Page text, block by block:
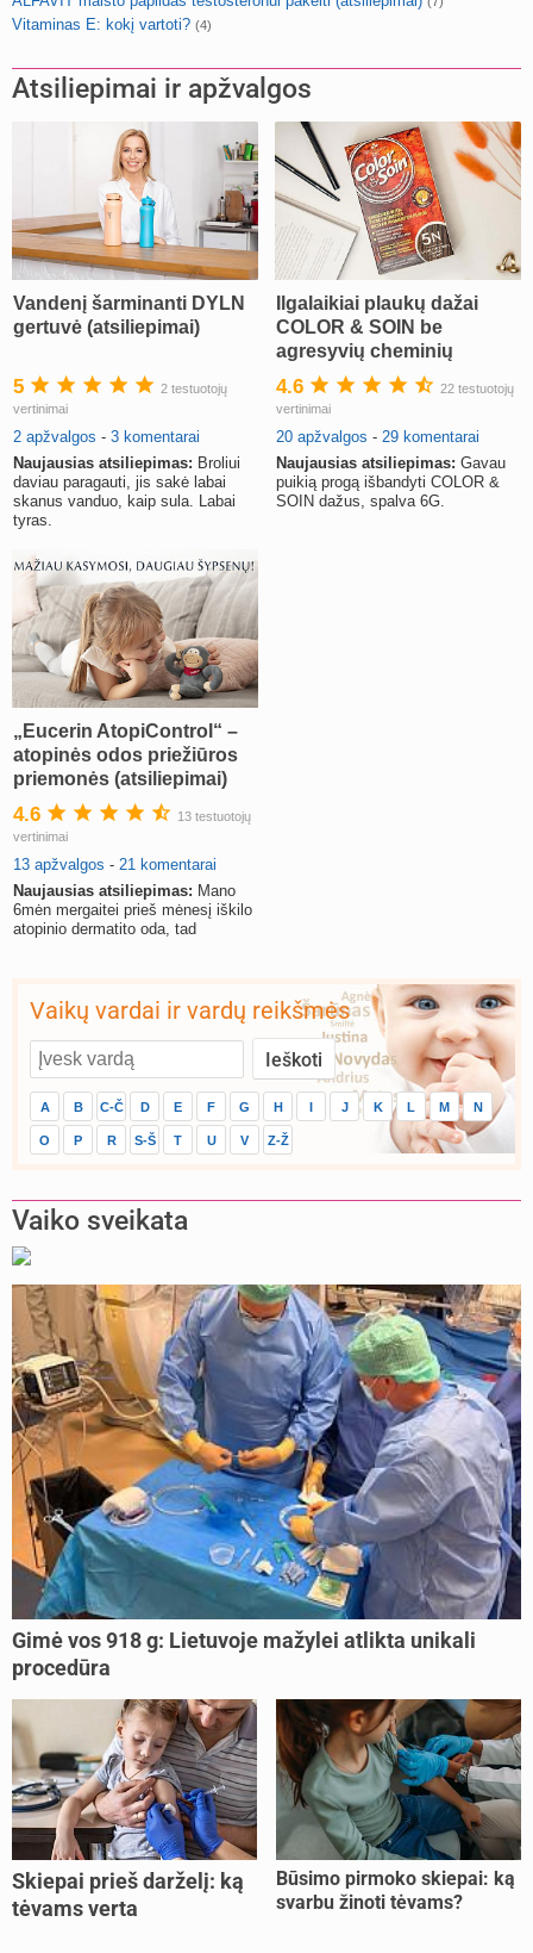
Vitaminas E: kokį vartoti? (4)
Atsiliepimai ir apžvalgos
Vandenį šarminanti DYLN
gertuvė (atsiliepimai)
5
2 testuotojų
vertinimai
2 apžvalgos - 3 komentarai
Naujausias atsiliepimas: Broliui
daviau paragauti, jis sakė labai
skanus vanduo, kaip sula. Labai
tyras.
Ilgalaikiai plaukų dažai
COLOR & SOIN be
agresyvių cheminių
medžiagų (atsiliepimai)
4.6
22 testuotojų
vertinimai
20 apžvalgos - 29 komentarai
Naujausias atsiliepimas: Gavau
puikią progą išbandyti COLOR &
SOIN dažus, spalva 6G.
„Eucerin AtopiControl“ –
atopinės odos priežiūros
priemonės (atsiliepimai)
4.6
13 testuotojų
vertinimai
13 apžvalgos - 21 komentarai
Naujausias atsiliepimas: Mano
6mėn mergaitei prieš mėnesį iškilo
atopinio dermatito oda, tad
Vaikų vardai ir vardų reikšmės
A B C-Č D E F G H I J K L M N
O P R S-Š T U V Z-Ž
Vaiko sveikata
Gimė vos 918 g: Lietuvoje mažylei atlikta unikali
procedūra
Skiepai prieš darželį: ką
tėvams verta
Būsimo pirmoko skiepai: ką
svarbu žinoti tėvams?